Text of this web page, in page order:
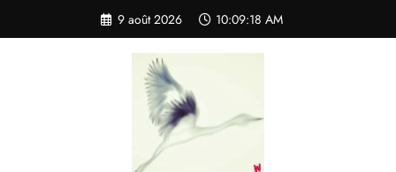
contenu
9 août 2026 10:09:19 AM